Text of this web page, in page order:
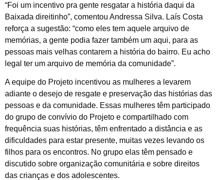
“Foi um incentivo pra gente resgatar a história daqui da
Baixada direitinho”, comentou Andressa Silva. Laís Costa
reforça a sugestão: “como eles tem aquele arquivo de
memórias, a gente podia fazer também um aqui, para as
pessoas mais velhas contarem a história do bairro. Eu acho
legal ter um arquivo de memória da comunidade”.
A equipe do Projeto incentivou as mulheres a levarem
adiante o desejo de resgate e preservação das histórias das
pessoas e da comunidade. Essas mulheres têm participado
do grupo de convívio do Projeto e compartilhado com
frequência suas histórias, têm enfrentado a distância e as
dificuldades para estar presente, muitas vezes levando os
filhos para os encontros. No grupo elas têm pensado e
discutido sobre organização comunitária e sobre direitos
das crianças e dos adolescentes.